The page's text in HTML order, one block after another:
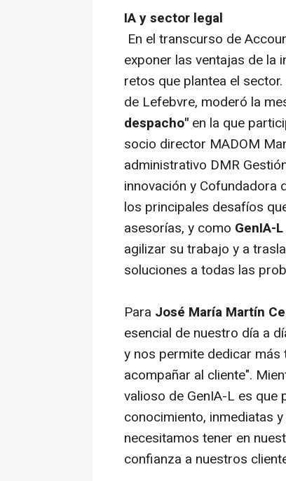
IA y sector legal
En el transcurso de
exponer las ventajas de la
retos que plantea el sector.
de Lefebvre, moderó la
despacho" en la que
socio director MADOM
administrativo DMR
innovación y Cofundadora
los principales desafíos
asesorías, y como GenIA-L
agilizar su trabajo y a
soluciones a todas las
Para José María Martín
esencial de nuestro día a
y nos permite dedicar
acompañar al cliente".
valioso de GenIA-L es
conocimiento, inmediatas
necesitamos tener en
confianza a nuestros